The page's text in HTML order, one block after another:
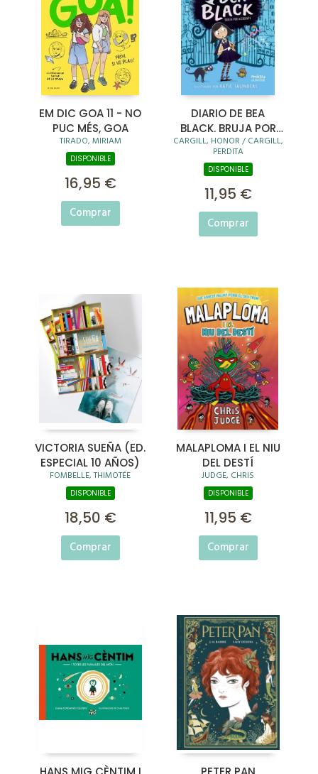
EM DIC GOA 11 - NO
PUC MÉS, GOA
TIRADO, MIRIAM
DISPONIBLE
16,95 €
Comprar
DIARIO DE BEA
BLACK. BRUJA POR
ACCIDENTE
CARGILL, HONOR / CARGILL,
PERDITA
DISPONIBLE
11,95 €
Comprar
VICTORIA SUEÑA (ED.
ESPECIAL 10 AÑOS)
FOMBELLE, THIMOTÉE
DISPONIBLE
18,50 €
Comprar
MALAPLOMA I EL NIU
DEL DESTÍ
JUDGE, CHRIS
DISPONIBLE
11,95 €
Comprar